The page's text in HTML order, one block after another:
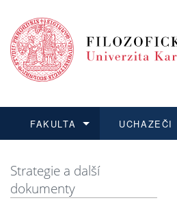
FAKULTA
Dozvědět se více
UCHAZEČI
Podat přihlášku
Dozvědět se více
Dozvědět se více
Dozvědět se více
Strategie a další
dokumenty